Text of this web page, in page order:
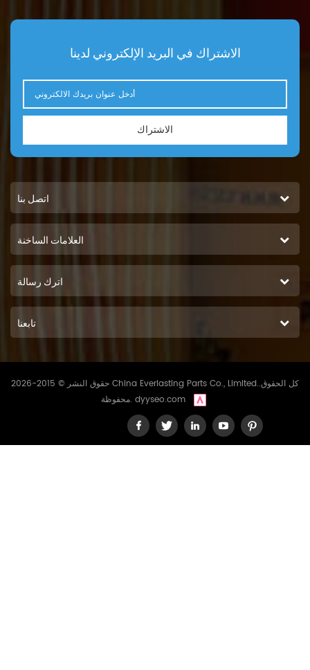
الاشتراك في البريد الإلكتروني لدينا
الاشتراك
اتصل بنا
العلامات الساخنة
اترك رسالة
تابعنا
حقوق النشر © 2015-2026 China Everlasting Parts Co., Limited..كل الحقوق
محفوظة. dyyseo.com